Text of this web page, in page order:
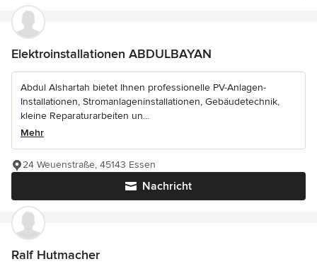
Elektroinstallationen ABDULBAYAN
Abdul Alshartah bietet Ihnen professionelle PV-Anlagen-
Installationen, Stromanlageninstallationen, Gebäudetechnik,
kleine Reparaturarbeiten un...
Mehr
Nachricht
24 Weuenstraße, 45143 Essen
Ralf Hutmacher